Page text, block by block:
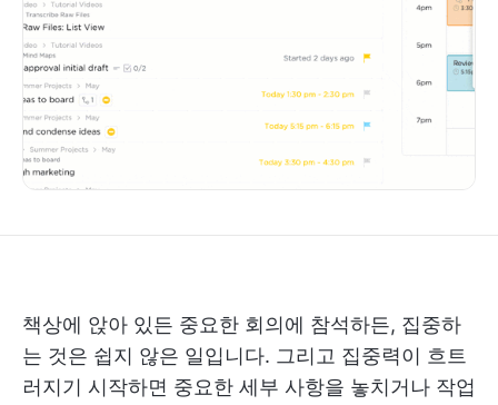
책상에 앉아 있든 중요한 회의에 참석하든, 집중하
는 것은 쉽지 않은 일입니다. 그리고 집중력이 흐트
러지기 시작하면 중요한 세부 사항을 놓치거나 작업